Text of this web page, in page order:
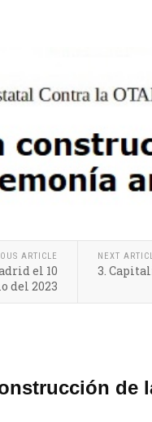
ARTICLE
el 10
del 2023
NEXT
3.
de